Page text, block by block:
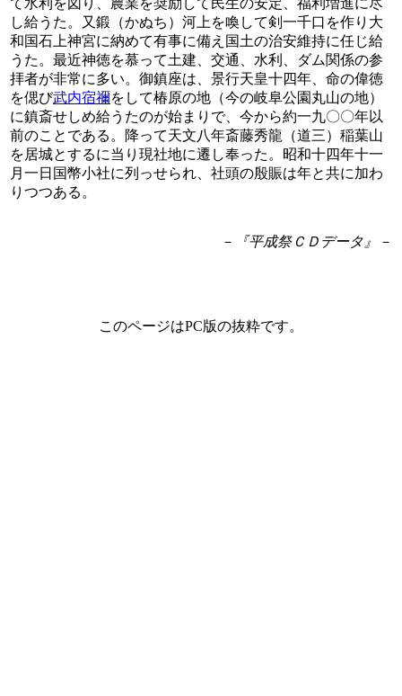
て水利を図り、農業を奨励して民生の安定、福利増進に尽
し給うた。又鍛（かぬち）河上を喚して剣一千口を作り大
和国石上神宮に納めて有事に備え国土の治安維持に任じ給
うた。最近神徳を慕って土建、交通、水利、ダム関係の参
拝者が非常に多い。御鎮座は、景行天皇十四年、命の偉徳
を偲び武内宿禰をして椿原の地（今の岐阜公園丸山の地）
に鎮斎せしめ給うたのが始まりで、今から約一九〇〇年以
前のことである。降って天文八年斎藤秀龍（道三）稲葉山
を居城とするに当り現社地に遷し奉った。昭和十四年十一
月一日国幣小社に列っせられ、社頭の殷賑は年と共に加わ
りつつある。
－『平成祭ＣＤデータ』－
このページはPC版の抜粋です。